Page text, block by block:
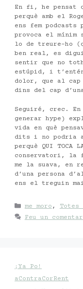
En fi, he pensat
perquè amb el
ens fem podcasts
provoca el mínim
lo de treure-ho
ben real, es
sentir que no
estúpid, i
dolor, que al
dins del cap
Seguiré, crec.
generar hype)
vida en què
dits i no podria
perquè QUI TOCA
conservatori, la
me la suava, en
d’una persona
ens el treguin
Categories
me moro , Totes
Feu un
¡Ya Po!
aContraCorRent